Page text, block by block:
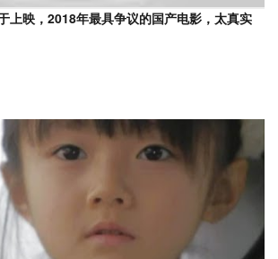
上映，2018年最具争议的国产电影，太真实